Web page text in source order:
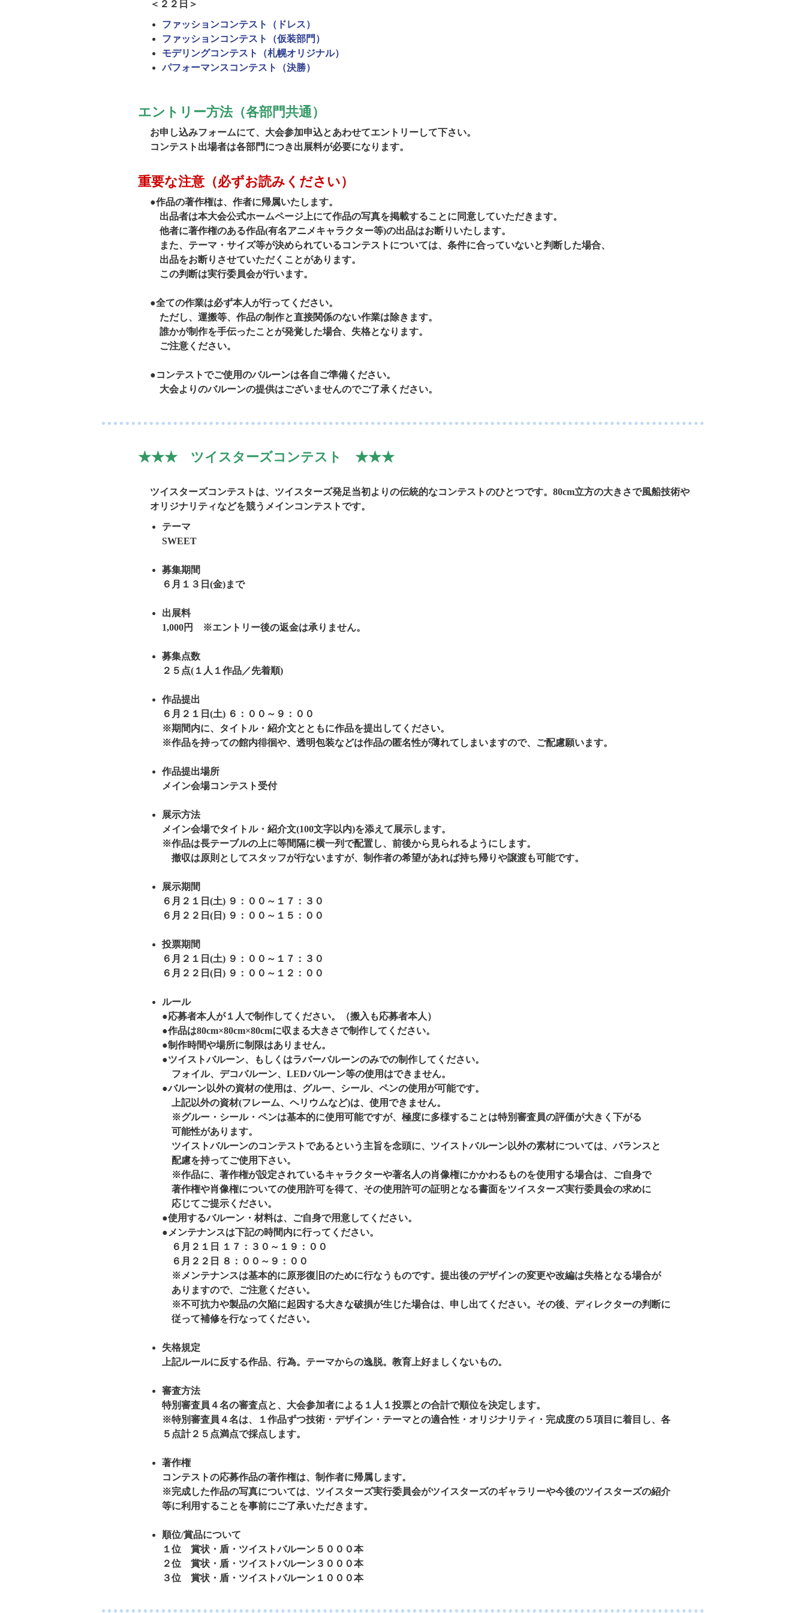
＜２２日＞
ファッションコンテスト（ドレス）
ファッションコンテスト（仮装部門）
モデリングコンテスト（札幌オリジナル）
パフォーマンスコンテスト（決勝）
エントリー方法（各部門共通）
お申し込みフォームにて、大会参加申込とあわせてエントリーして下さい。
コンテスト出場者は各部門につき出展料が必要になります。
重要な注意（必ずお読みください）
●作品の著作権は、作者に帰属いたします。
出品者は本大会公式ホームページ上にて作品の写真を掲載することに同意していただきます。
他者に著作権のある作品(有名アニメキャラクター等)の出品はお断りいたします。
また、テーマ・サイズ等が決められているコンテストについては、条件に合っていないと判断した場合、
出品をお断りさせていただくことがあります。
この判断は実行委員会が行います。
●全ての作業は必ず本人が行ってください。
ただし、運搬等、作品の制作と直接関係のない作業は除きます。
誰かが制作を手伝ったことが発覚した場合、失格となります。
ご注意ください。
●コンテストでご使用のバルーンは各自ご準備ください。
大会よりのバルーンの提供はございませんのでご了承ください。
★★★ ツイスターズコンテスト ★★★
ツイスターズコンテストは、ツイスターズ発足当初よりの伝統的なコンテストのひとつです。80cm立方の大きさで風船技術や
オリジナリティなどを競うメインコンテストです。
テーマ
SWEET
募集期間
６月１３日(金)まで
出展料
1,000円 ※エントリー後の返金は承りません。
募集点数
２５点(１人１作品／先着順)
作品提出
６月２１日(土) ６：００～９：００
※期間内に、タイトル・紹介文とともに作品を提出してください。
※作品を持っての館内徘徊や、透明包装などは作品の匿名性が薄れてしまいますので、ご配慮願います。
作品提出場所
メイン会場コンテスト受付
展示方法
メイン会場でタイトル・紹介文(100文字以内)を添えて展示します。
※作品は長テーブルの上に等間隔に横一列で配置し、前後から見られるようにします。
撤収は原則としてスタッフが行ないますが、制作者の希望があれば持ち帰りや譲渡も可能です。
展示期間
６月２１日(土) ９：００～１７：３０
６月２２日(日) ９：００～１５：００
投票期間
６月２１日(土) ９：００～１７：３０
６月２２日(日) ９：００～１２：００
ルール
●応募者本人が１人で制作してください。（搬入も応募者本人）
●作品は80cm×80cm×80cmに収まる大きさで制作してください。
●制作時間や場所に制限はありません。
●ツイストバルーン、もしくはラバーバルーンのみでの制作してください。
フォイル、デコバルーン、LEDバルーン等の使用はできません。
●バルーン以外の資材の使用は、グルー、シール、ペンの使用が可能です。
上記以外の資材(フレーム、ヘリウムなど)は、使用できません。
※グルー・シール・ペンは基本的に使用可能ですが、極度に多様することは特別審査員の評価が大きく下がる
可能性があります。
ツイストバルーンのコンテストであるという主旨を念頭に、ツイストバルーン以外の素材については、バランスと
配慮を持ってご使用下さい。
※作品に、著作権が設定されているキャラクターや著名人の肖像権にかかわるものを使用する場合は、ご自身で
著作権や肖像権についての使用許可を得て、その使用許可の証明となる書面をツイスターズ実行委員会の求めに
応じてご提示ください。
●使用するバルーン・材料は、ご自身で用意してください。
●メンテナンスは下記の時間内に行ってください。
６月２１日 １７：３０～１９：００
６月２２日 ８：００～９：００
※メンテナンスは基本的に原形復旧のために行なうものです。提出後のデザインの変更や改編は失格となる場合が
ありますので、ご注意ください。
※不可抗力や製品の欠陥に起因する大きな破損が生じた場合は、申し出てください。その後、ディレクターの判断に
従って補修を行なってください。
失格規定
上記ルールに反する作品、行為。テーマからの逸脱。教育上好ましくないもの。
審査方法
特別審査員４名の審査点と、大会参加者による１人１投票との合計で順位を決定します。
※特別審査員４名は、１作品ずつ技術・デザイン・テーマとの適合性・オリジナリティ・完成度の５項目に着目し、各
５点計２５点満点で採点します。
著作権
コンテストの応募作品の著作権は、制作者に帰属します。
※完成した作品の写真については、ツイスターズ実行委員会がツイスターズのギャラリーや今後のツイスターズの紹介
等に利用することを事前にご了承いただきます。
順位/賞品について
１位 賞状・盾・ツイストバルーン５０００本
２位 賞状・盾・ツイストバルーン３０００本
３位 賞状・盾・ツイストバルーン１０００本